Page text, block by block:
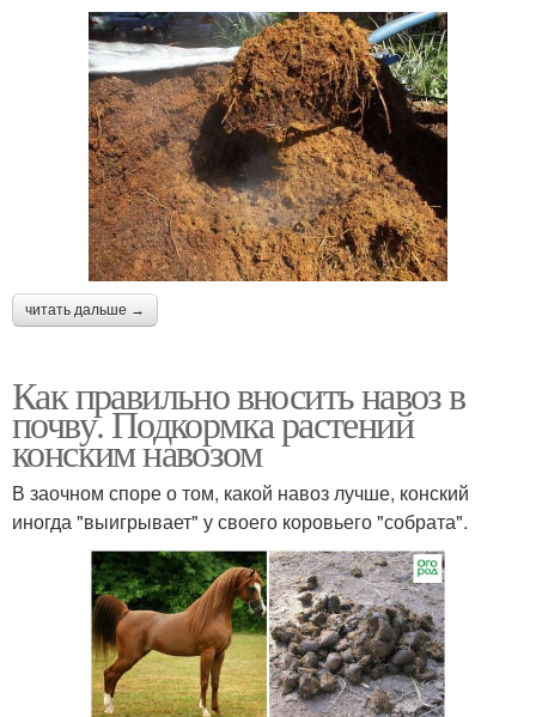
читать дальше →
Как правильно вносить навоз в
почву. Подкормка растений
конским навозом
В заочном споре о том, какой навоз лучше, конский
иногда "выигрывает" у своего коровьего "собрата".